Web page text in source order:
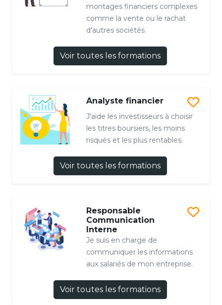
montages financiers complexes
comme la vente ou le rachat
d'autres sociétés
Voir toutes les formations
Analyste financier
J'aide les investisseurs à choisir
les titres boursiers, les moins
risqués et les plus rentables.
Voir toutes les formations
Responsable
Communication
Interne
Je suis en charge de
communiquer les informations
aux salariés de mon entreprise.
Voir toutes les formations